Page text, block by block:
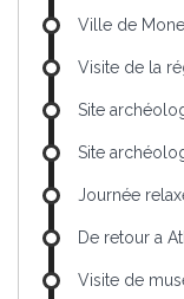
Ville de
Visite de la
Site
Site
Journée
De retour a
Visite de